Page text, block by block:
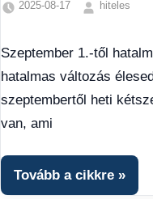
2025-08-17
hiteles
Szeptember 1.-től
hatalmas változás
szeptembertől heti
van, ami
Tovább a cikkre